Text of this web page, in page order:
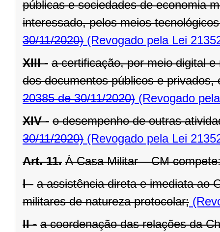
públicas e sociedades de economia
interessado, pelos meios
30/11/2020) (Revogado pela Lei
XIII - a certificação, por meio digital
dos documentos públicos e privados,
20385 de 30/11/2020) (Revogado
XIV - o desempenho de outras
30/11/2020) (Revogado pela Lei
Art. 11. À Casa Militar – CM
I - a assistência direta e imediata ao
militares de natureza protocolar;
II - a coordenação das relações da